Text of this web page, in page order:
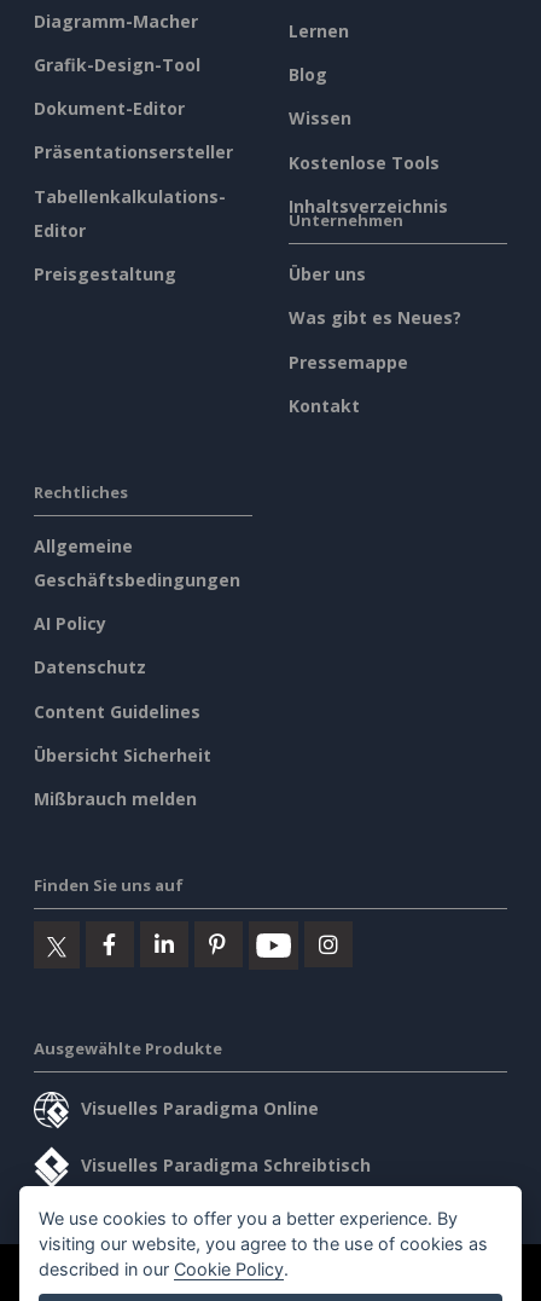
Diagramm-Macher
Grafik-Design-Tool
Dokument-Editor
Präsentationsersteller
Tabellenkalkulations-
Editor
Preisgestaltung
Lernen
Blog
Wissen
Kostenlose Tools
Inhaltsverzeichnis
Unternehmen
Über uns
Was gibt es Neues?
Pressemappe
Kontakt
Rechtliches
Allgemeine
Geschäftsbedingungen
AI Policy
Datenschutz
Content Guidelines
Übersicht Sicherheit
Mißbrauch melden
Finden Sie uns auf
Ausgewählte Produkte
Visuelles Paradigma Online
Visuelles Paradigma Schreibtisch
©2026 by Visual Paradigm. Alle Rechte vorbehalten.
We use cookies to offer you a better experience. By
visiting our website, you agree to the use of cookies as
described in our Cookie Policy.